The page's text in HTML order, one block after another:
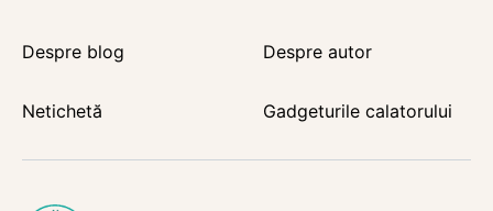
Despre blog Despre autor
Netichetă Gadgeturile calatorului